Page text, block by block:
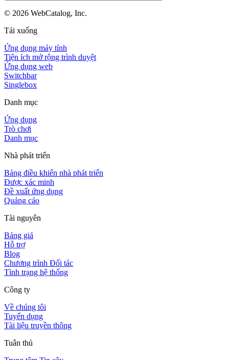
© 2026 WebCatalog, Inc.
Tải xuống
Ứng dụng máy tính
Tiện ích mở rộng trình duyệt
Ứng dụng web
Switchbar
Singlebox
Danh mục
Ứng dụng
Trò chơi
Danh mục
Nhà phát triển
Bảng điều khiển nhà phát triển
Được xác minh
Đề xuất ứng dụng
Quảng cáo
Tài nguyên
Bảng giá
Hỗ trợ
Blog
Chương trình Đối tác
Tình trạng hệ thống
Công ty
Về chúng tôi
Tuyển dụng
Tài liệu truyền thông
Tuân thủ